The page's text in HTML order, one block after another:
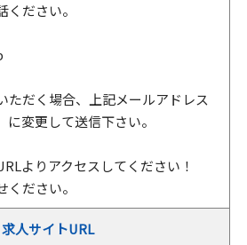
ください。
だく場合、上記メールアドレス
変更して送信下さい。
よりアクセスしてください！
ださい。
求人サイトURL